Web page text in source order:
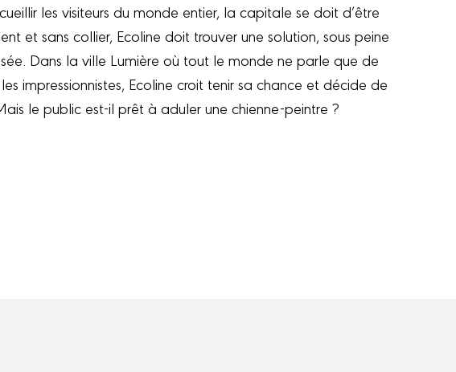
les visiteurs du monde entier, la capitale se doit d’être
et sans collier, Ecoline doit trouver une solution, sous peine
Dans la ville Lumière où tout le monde ne parle que de
impressionnistes, Ecoline croit tenir sa chance et décide de
le public est-il prêt à aduler une chienne-peintre ?